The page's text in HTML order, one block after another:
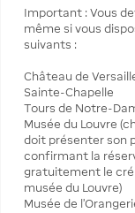
Important : Vous
même si vous
suivants :
Château de
Sainte-Chapelle
Tours de Notre-
Musée du Louvre
doit présenter son
confirmant la
gratuitement le
musée du Louvre)
Musée de